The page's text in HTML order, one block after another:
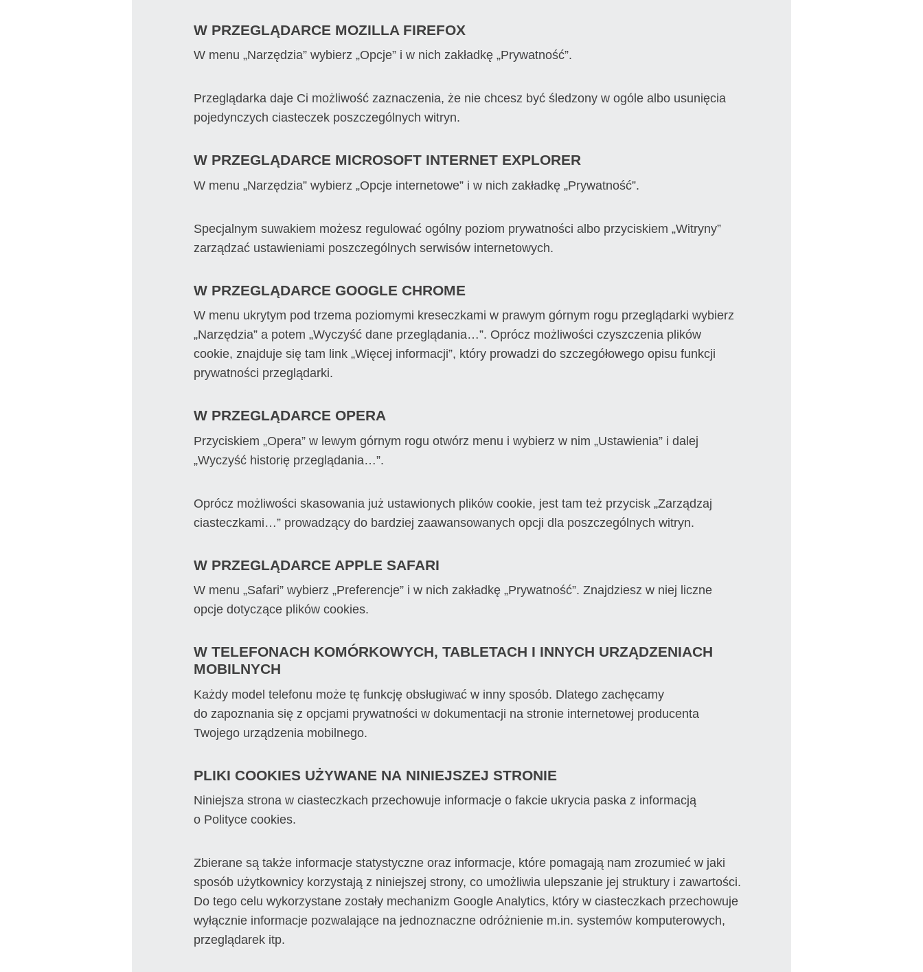
W PRZEGLĄDARCE MOZILLA FIREFOX
W menu „Narzędzia” wybierz „Opcje” i w nich zakładkę „Prywatność”.
Przeglądarka daje Ci możliwość zaznaczenia, że nie chcesz być śledzony w ogóle albo usunięcia
pojedynczych ciasteczek poszczególnych witryn.
W PRZEGLĄDARCE MICROSOFT INTERNET EXPLORER
W menu „Narzędzia” wybierz „Opcje internetowe” i w nich zakładkę „Prywatność”.
Specjalnym suwakiem możesz regulować ogólny poziom prywatności albo przyciskiem „Witryny”
zarządzać ustawieniami poszczególnych serwisów internetowych.
W PRZEGLĄDARCE GOOGLE CHROME
W menu ukrytym pod trzema poziomymi kreseczkami w prawym górnym rogu przeglądarki wybierz
„Narzędzia” a potem „Wyczyść dane przeglądania…”. Oprócz możliwości czyszczenia plików
cookie, znajduje się tam link „Więcej informacji”, który prowadzi do szczegółowego opisu funkcji
prywatności przeglądarki.
W PRZEGLĄDARCE OPERA
Przyciskiem „Opera” w lewym górnym rogu otwórz menu i wybierz w nim „Ustawienia” i dalej
„Wyczyść historię przeglądania…”.
Oprócz możliwości skasowania już ustawionych plików cookie, jest tam też przycisk „Zarządzaj
ciasteczkami…” prowadzący do bardziej zaawansowanych opcji dla poszczególnych witryn.
W PRZEGLĄDARCE APPLE SAFARI
W menu „Safari” wybierz „Preferencje” i w nich zakładkę „Prywatność”. Znajdziesz w niej liczne
opcje dotyczące plików cookies.
W TELEFONACH KOMÓRKOWYCH, TABLETACH I INNYCH URZĄDZENIACH
MOBILNYCH
Każdy model telefonu może tę funkcję obsługiwać w inny sposób. Dlatego zachęcamy
do zapoznania się z opcjami prywatności w dokumentacji na stronie internetowej producenta
Twojego urządzenia mobilnego.
PLIKI COOKIES UŻYWANE NA NINIEJSZEJ STRONIE
Niniejsza strona w ciasteczkach przechowuje informacje o fakcie ukrycia paska z informacją
o Polityce cookies.
Zbierane są także informacje statystyczne oraz informacje, które pomagają nam zrozumieć w jaki
sposób użytkownicy korzystają z niniejszej strony, co umożliwia ulepszanie jej struktury i zawartości.
Do tego celu wykorzystane zostały mechanizm Google Analytics, który w ciasteczkach przechowuje
wyłącznie informacje pozwalające na jednoznaczne odróżnienie m.in. systemów komputerowych,
przeglądarek itp.